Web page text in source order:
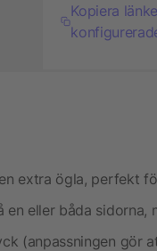
Kopiera
extra ögla, perfekt
eller båda sidorna,
(anpassningen gör